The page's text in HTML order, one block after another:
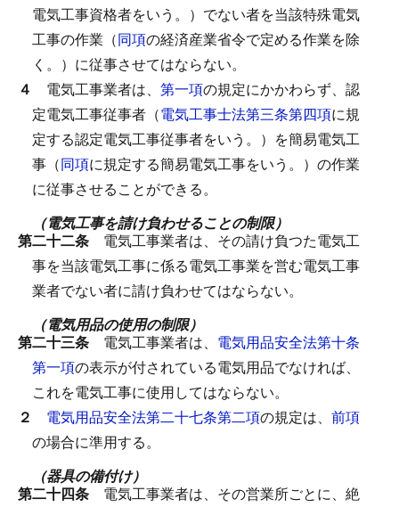
電気工事資格者をいう。）でない者を当該特殊電気
工事の作業（同項の経済産業省令で定める作業を除
く。）に従事させてはならない。
４ 電気工事業者は、 第一項の規定にかかわらず、認
定電気工事従事者（電気工事士法第三条第四項に規
定する認定電気工事従事者をいう。）を簡易電気工
事（同項に規定する簡易電気工事をいう。）の作業
に従事させることができる。
（電気工事を請け負わせることの制限）
第二十二条 電気工事業者は、その請け負つた電気工
事を当該電気工事に係る電気工事業を営む電気工事
業者でない者に請け負わせてはならない。
（電気用品の使用の制限）
第二十三条 電気工事業者は、 電気用品安全法第十条
第一項の表示が付されている電気用品でなければ、
これを電気工事に使用してはならない。
２ 電気用品安全法第二十七条第二項の規定は、 前項
の場合に準用する。
（器具の備付け）
第二十四条 電気工事業者は、その営業所ごとに、絶